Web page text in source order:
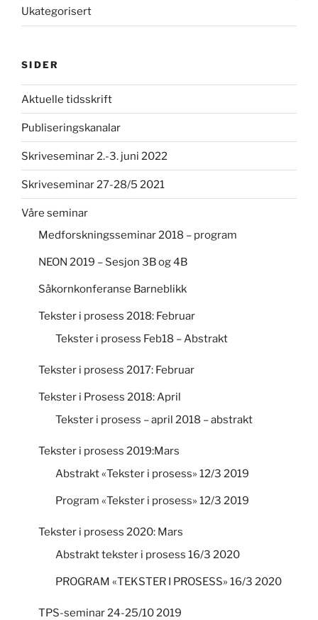
Ukategorisert
SIDER
Aktuelle tidsskrift
Publiseringskanalar
Skriveseminar 2.-3. juni 2022
Skriveseminar 27-28/5 2021
Våre seminar
Medforskningsseminar 2018 – program
NEON 2019 – Sesjon 3B og 4B
Såkornkonferanse Barneblikk
Tekster i prosess 2018: Februar
Tekster i prosess Feb18 – Abstrakt
Tekster i prosess 2017: Februar
Tekster i Prosess 2018: April
Tekster i prosess – april 2018 – abstrakt
Tekster i prosess 2019:Mars
Abstrakt «Tekster i prosess» 12/3 2019
Program «Tekster i prosess» 12/3 2019
Tekster i prosess 2020: Mars
Abstrakt tekster i prosess 16/3 2020
PROGRAM «TEKSTER I PROSESS» 16/3 2020
TPS-seminar 24-25/10 2019